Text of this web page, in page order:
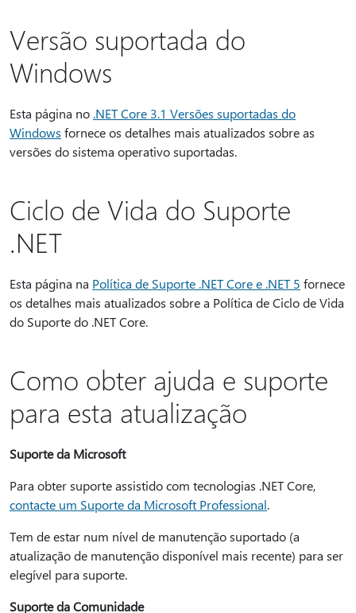
Versão suportada do
Windows
Esta página no .NET Core 3.1 Versões suportadas do
Windows fornece os detalhes mais atualizados sobre as
versões do sistema operativo suportadas.
Ciclo de Vida do Suporte
.NET
Esta página na Política de Suporte .NET Core e .NET 5 fornece
os detalhes mais atualizados sobre a Política de Ciclo de Vida
do Suporte do .NET Core.
Como obter ajuda e suporte
para esta atualização
Suporte da Microsoft
Para obter suporte assistido com tecnologias .NET Core,
contacte um Suporte da Microsoft Professional.
Tem de estar num nível de manutenção suportado (a
atualização de manutenção disponível mais recente) para ser
elegível para suporte.
Suporte da Comunidade